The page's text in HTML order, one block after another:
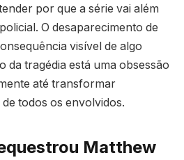
por que a série vai além
O desaparecimento de
visível de algo
da tragédia está uma obsessão
até transformar
todos os envolvidos.
Matthew